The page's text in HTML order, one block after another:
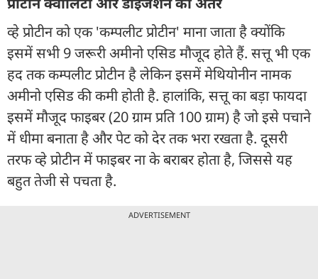
व्हे प्रोटीन को एक 'कम्पलीट प्रोटीन' माना जाता है क्योंकि
इसमें सभी 9 जरूरी अमीनो एसिड मौजूद होते हैं. सत्तू भी एक
हद तक कम्पलीट प्रोटीन है लेकिन इसमें मेथियोनीन नामक
अमीनो एसिड की कमी होती है. हालांकि, सत्तू का बड़ा फायदा
इसमें मौजूद फाइबर (20 ग्राम प्रति 100 ग्राम) है जो इसे पचाने
में धीमा बनाता है और पेट को देर तक भरा रखता है. दूसरी
तरफ व्हे प्रोटीन में फाइबर ना के बराबर होता है, जिससे यह
बहुत तेजी से पचता है.
ADVERTISEMENT